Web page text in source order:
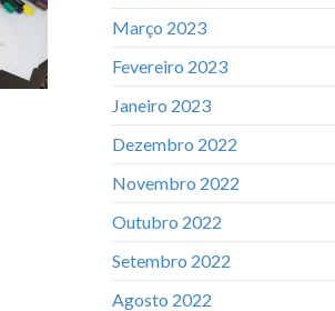
Março 2023
Fevereiro 2023
Janeiro 2023
Dezembro 2022
Novembro 2022
Outubro 2022
Setembro 2022
Agosto 2022